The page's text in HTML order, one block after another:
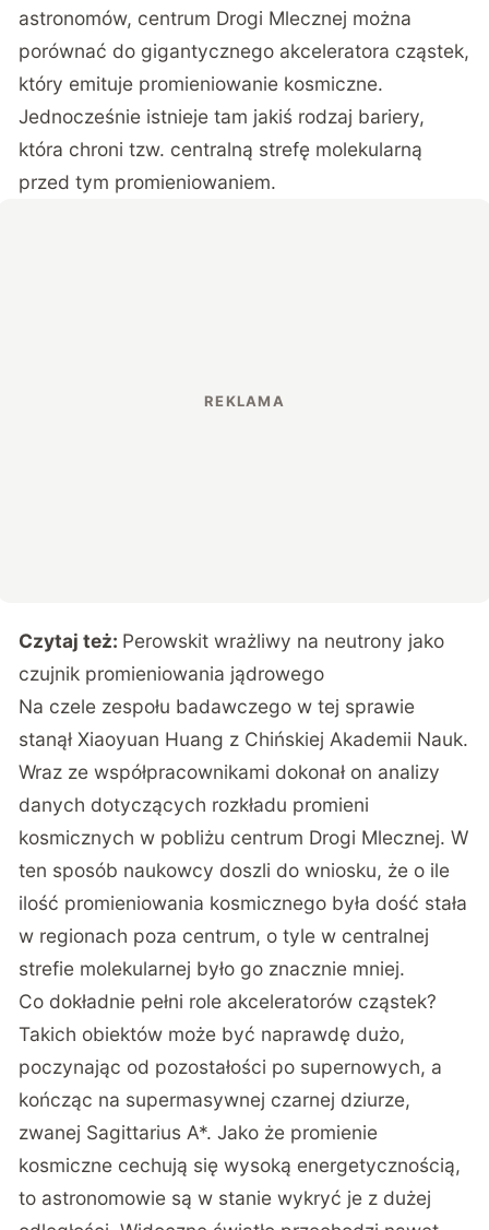
astronomów, centrum Drogi Mlecznej można
porównać do gigantycznego akceleratora cząstek,
który emituje promieniowanie kosmiczne.
Jednocześnie istnieje tam jakiś rodzaj bariery,
która chroni tzw. centralną strefę molekularną
przed tym promieniowaniem.
Czytaj też: Perowskit wrażliwy na neutrony jako
czujnik promieniowania jądrowego
Na czele zespołu badawczego w tej sprawie
stanął Xiaoyuan Huang z Chińskiej Akademii Nauk.
Wraz ze współpracownikami dokonał on analizy
danych dotyczących rozkładu promieni
kosmicznychw pobliżu centrum Drogi Mlecznej. W
ten sposób naukowcy doszli do wniosku, że o ile
ilość promieniowania kosmicznego była dość stała
w regionach poza centrum, o tyle w centralnej
strefie molekularnej było go znacznie mniej.
Co dokładnie pełni role akceleratorów cząstek?
Takich obiektów może być naprawdę dużo,
poczynając od pozostałości po supernowych, a
kończąc na supermasywnej czarnej dziurze,
zwanej Sagittarius A*. Jako że promienie
kosmiczne cechują się wysoką energetycznością,
to astronomowie są w stanie wykryć je z dużej